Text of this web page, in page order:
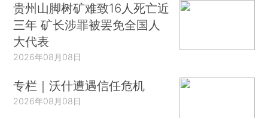
贵州山脚树矿难致16人死亡近
三年 矿长涉罪被罢免全国人
大代表
2026年08月08日
专栏｜沃什遭遇信任危机
2026年08月08日